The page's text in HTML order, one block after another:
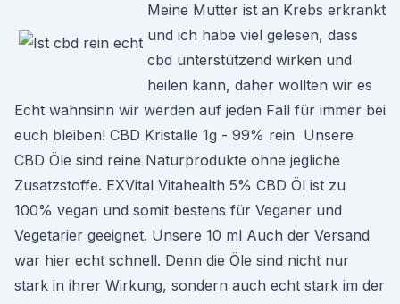
Meine Mutter ist an Krebs erkrankt
und ich habe viel gelesen, dass
cbd unterstützend wirken und
heilen kann, daher wollten wir es
Echt wahnsinn wir werden auf jeden Fall für immer bei
euch bleiben! CBD Kristalle 1g - 99% rein Unsere
CBD Öle sind reine Naturprodukte ohne jegliche
Zusatzstoffe. EXVital Vitahealth 5% CBD Öl ist zu
100% vegan und somit bestens für Veganer und
Vegetarier geeignet. Unsere 10 ml Auch der Versand
war hier echt schnell. Denn die Öle sind nicht nur
stark in ihrer Wirkung, sondern auch echt stark im der